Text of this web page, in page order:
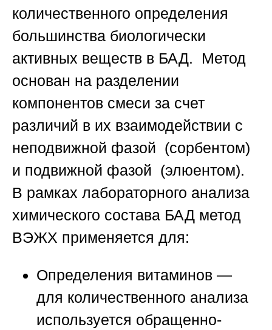
количественного определения
большинства биологически
активных веществ в БАД. Метод
основан на разделении
компонентов смеси за счет
различий в их взаимодействии с
неподвижной фазой (сорбентом)
и подвижной фазой (элюентом).
В рамках лабораторного анализа
химического состава БАД метод
ВЭЖХ применяется для:
Определения витаминов —
для количественного анализа
используется обращенно-